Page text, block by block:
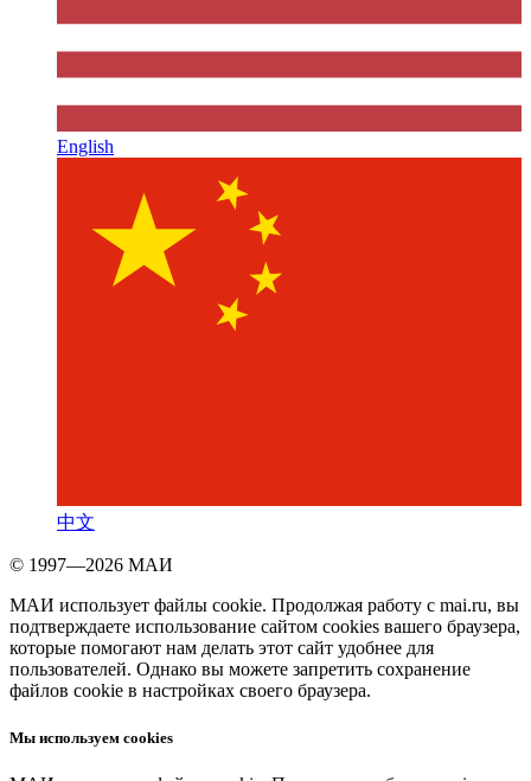
English
中文
© 1997—2026 МАИ
МАИ использует файлы cookie. Продолжая работу с mai.ru, вы
подтверждаете использование сайтом cookies вашего браузера,
которые помогают нам делать этот сайт удобнее для
пользователей. Однако вы можете запретить сохранение
файлов cookie в настройках своего браузера.
Мы используем cookies